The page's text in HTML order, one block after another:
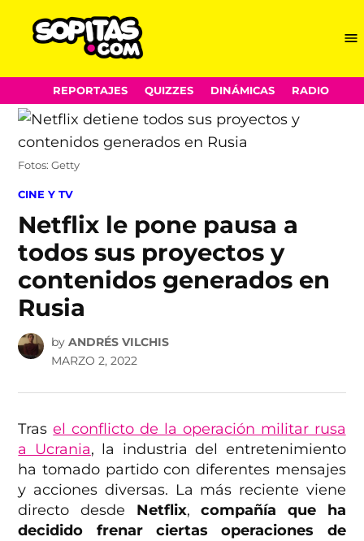
Skip
to
content
REPORTAJES QUIZZES DINÁMICAS RADIO
Fotos: Getty
POSTED
CINE Y TV
Netflix le pone pausa a
todos sus proyectos y
contenidos generados en
Rusia
by ANDRÉS VILCHIS
MARZO 2, 2022
Trasel conflicto de la operación militar rusa
a Ucrania, la industria del entretenimiento
ha tomado partido con diferentes mensajes
y acciones diversas. La más reciente viene
directo desde Netflix,compañía que ha
decidido frenar ciertas operaciones de